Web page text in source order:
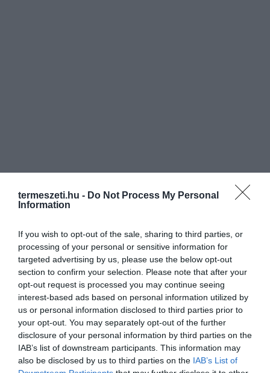
termeszeti.hu - Do Not Process My Personal
Information
If you wish to opt-out of the sale, sharing to third parties, or
processing of your personal or sensitive information for
targeted advertising by us, please use the below opt-out
section to confirm your selection. Please note that after your
opt-out request is processed you may continue seeing
interest-based ads based on personal information utilized by
us or personal information disclosed to third parties prior to
your opt-out. You may separately opt-out of the further
disclosure of your personal information by third parties on the
IAB’s list of downstream participants. This information may
also be disclosed by us to third parties on the IAB’s List of
ELŐZŐ CIKK
MICSODA MÁZLI: 63 LEVELŰ LÓHERE AZ ÚJ REKORDER
KÖVETKEZŐ CIKK